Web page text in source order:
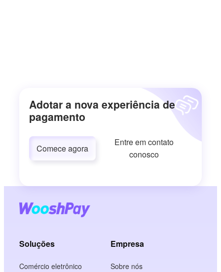
Adotar a nova experiência de
pagamento
Comece agora
Entre em contato
conosco
Soluções
Comércio eletrônico
Empresa
Sobre nós